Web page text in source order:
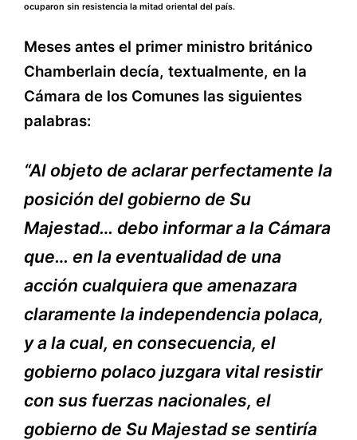
ocuparon sin resistencia la mitad oriental del país.
Meses antes el primer ministro británico
Chamberlain decía, textualmente, en la
Cámara de los Comunes las siguientes
palabras:
“Al objeto de aclarar perfectamente la
posición del gobierno de Su
Majestad… debo informar a la Cámara
que… en la eventualidad de una
acción cualquiera que amenazara
claramente la independencia polaca,
y a la cual, en consecuencia, el
gobierno polaco juzgara vital resistir
con sus fuerzas nacionales, el
gobierno de Su Majestad se sentiría